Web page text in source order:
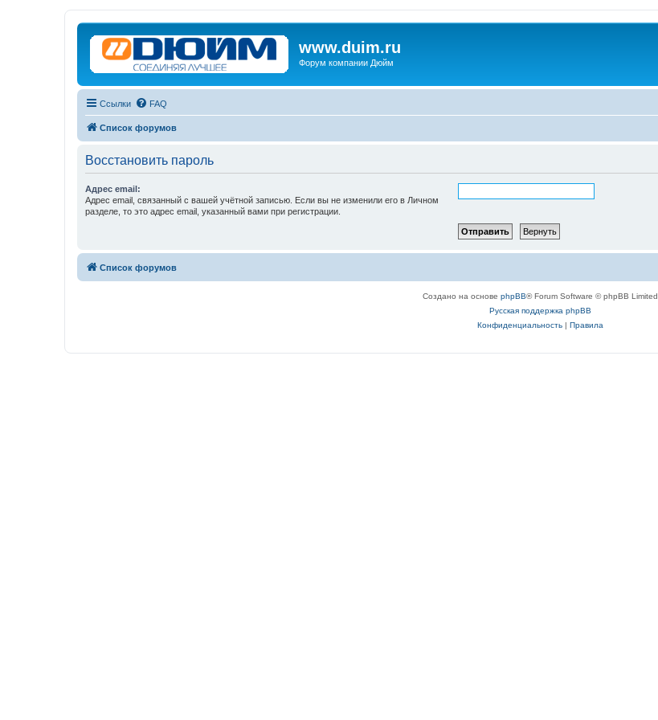
www.duim.ru
Форум компании Дюйм
Ссылки FAQ
Список форумов
Восстановить пароль
Адрес email:
Адрес email, связанный с вашей учётной записью. Если вы не изменили его в Личном
разделе, то это адрес email, указанный вами при регистрации.
Список форумов
Создано на основе phpBB® Forum Software © phpBB Limited
Русская поддержка phpBB
Конфиденциальность| Правила